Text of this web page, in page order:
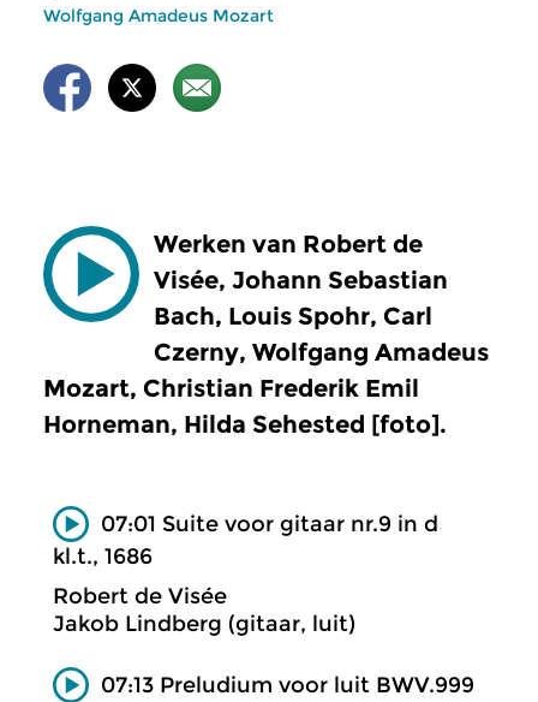
Wolfgang Amadeus Mozart
Werken van Robert de
Visée, Johann Sebastian
Bach, Louis Spohr, Carl
Czerny, Wolfgang Amadeus
Mozart, Christian Frederik Emil
Horneman, Hilda Sehested [foto].
07:01 Suite voor gitaar nr.9 in d
kl.t., 1686
Robert de Visée
Jakob Lindberg (gitaar, luit)
07:13 Preludium voor luit BWV.999